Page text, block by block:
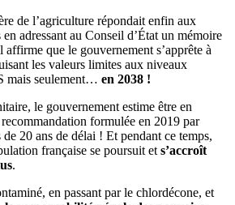
de l’agriculture répondait enfin aux
en adressant au Conseil d’État un mémoire
affirme que le gouvernement s’apprête à
les valeurs limites aux niveaux
mais seulement… en 2038 !
le gouvernement estime être en
formulée en 2019 par
20 ans de délai ! Et pendant ce temps,
française se poursuit et s’accroît
.
en passant par le chlordécone, et